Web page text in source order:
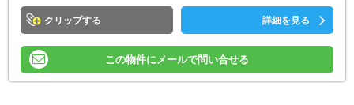
クリップ 詳細を見る
この物件にメールで問い合せる